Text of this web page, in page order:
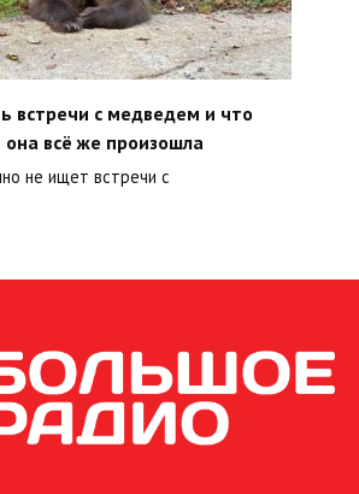
встречи с медведем и что
она всё же произошла
не ищет встречи с